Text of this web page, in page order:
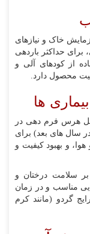
خاک و نیازهای
حداکثر باردهی
از کودهای آلی و
محصول دارد.
هرس فرم‌ دهی در
سال‌ های بعد) برای
و بهبود کیفیت و
سلامت درختان و
مناسب و در زمان
گردو (مانند کرم